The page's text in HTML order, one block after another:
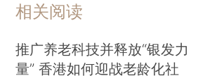
相关阅读
推广养老科技并释放“银发力
量” 香港如何迎战老龄化社